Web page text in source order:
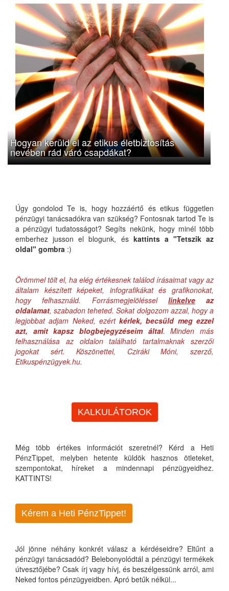
Hogyan kerüld el az etikus életbiztosítás
nevében rád váró csapdákat?
Úgy gondolod Te is, hogy hozzáértő és etikus független
pénzügyi tanácsadókra van szükség? Fontosnak tartod Te is
a pénzügyi tudatosságot? Segíts nekünk, hogy minél több
emberhez jusson el blogunk, és kattints a "Tetszik az
oldal" gombra :)
Örömmel tölt el, ha elég értékesnek találod írásaimat vagy az
általam készített képeket, infografikákat és grafikonokat,
hogy felhasználd. Forrásmegjelöléssel linkelveaz
oldalamat, szabadon teheted. Sokat dolgozom azzal, hogy a
legjobbat adjam Neked, ezértkérlek, becsüld meg ezzel
azt, amit kapsz blogbejegyzéseim által. Minden más
felhasználása az oldalon található tartalmaknak szerzői
jogokat sért. Köszönettel, Cziráki Móni, szerző,
Etikuspénzügyek.hu.
KALKULÁTOROK
Még több értékes információt szeretnél? Kérd a Heti
PénzTippet, melyben hetente küldök hasznos ötleteket,
szempontokat, híreket a mindennapi pénzügyeidhez.
KATTINTS!
Kérem a Heti PénzTippet!
Jól jönne néhány konkrét válasz a kérdéseidre? Eltűnt a
pénzügyi tanácsadód? Belebonyolódtál a pénzügyi termékek
útvesztőjébe? Csak írj vagy hívj, és beszélgessünk arról, ami
Neked fontos pénzügyeidben. Apró betűk nélkül...